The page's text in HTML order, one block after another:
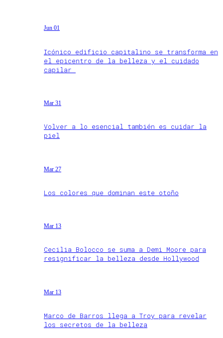
Jun 01
Icónico edificio capitalino se transforma en
el epicentro de la belleza y el cuidado
capilar
Mar 31
Volver a lo esencial también es cuidar la
piel
Mar 27
Los colores que dominan este otoño
Mar 13
Cecilia Bolocco se suma a Demi Moore para
resignificar la belleza desde Hollywood
Mar 13
Marco de Barros llega a Troy para revelar
los secretos de la belleza